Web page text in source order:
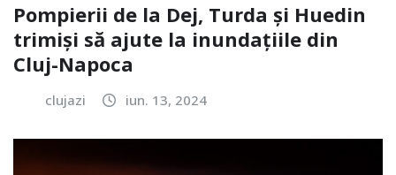
Pompierii de la Dej, Turda și Huedin
trimiși să ajute la inundațiile din
Cluj-Napoca
clujazi iun. 13, 2024